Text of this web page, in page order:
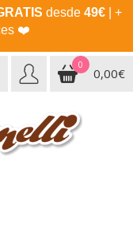
desde 49€| +
❤️
0
0,00€